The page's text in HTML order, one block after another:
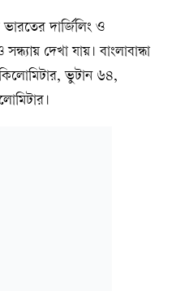
দার্জিলিং ও
দেখা যায়। বাংলাবান্ধা
ভুটান ৬৪,